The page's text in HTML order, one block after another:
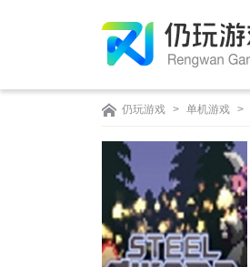
仍玩游戏 > 单机游戏 >